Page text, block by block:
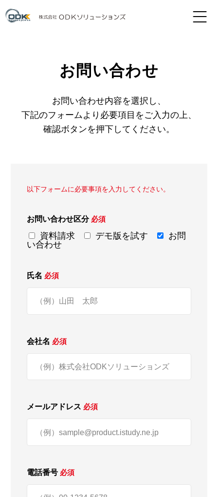
お問い合わせ
お問い合わせ内容を選択し、
下記のフォームより必要項目をご入力の上、
確認ボタンを押下してください。
以下フォームに必要事項を入力してください。
お問い合わせ区分 必須
資料請求 デモ版を試す
お問
い合わせ
氏名 必須
会社名 必須
メールアドレス 必須
電話番号 必須